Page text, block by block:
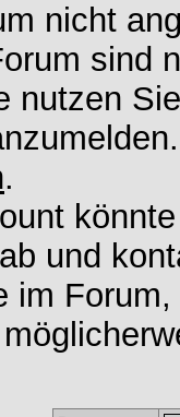
nicht
sind
nutzen
.
und
im